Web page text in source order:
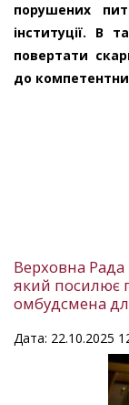
порушених
інституції. В
повертати
до
Верховна
який посилює
омбудсмена
Дата: 22.10.2025